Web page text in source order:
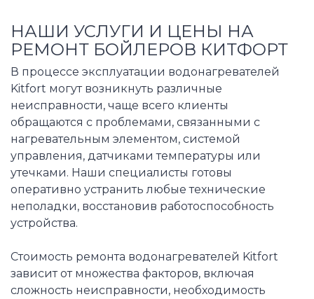
НАШИ УСЛУГИ И ЦЕНЫ НА
РЕМОНТ БОЙЛЕРОВ КИТФОРТ
В процессе эксплуатации водонагревателей
Kitfort могут возникнуть различные
неисправности, чаще всего клиенты
обращаются с проблемами, связанными с
нагревательным элементом, системой
управления, датчиками температуры или
утечками. Наши специалисты готовы
оперативно устранить любые технические
неполадки, восстановив работоспособность
устройства.
Стоимость ремонта водонагревателей Kitfort
зависит от множества факторов, включая
сложность неисправности, необходимость